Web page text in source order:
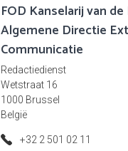
FOD Kanselarij van
Algemene Directie
Communicatie
Redactiedienst
Wetstraat 16
1000 Brussel
België
+32 2 501 02 11